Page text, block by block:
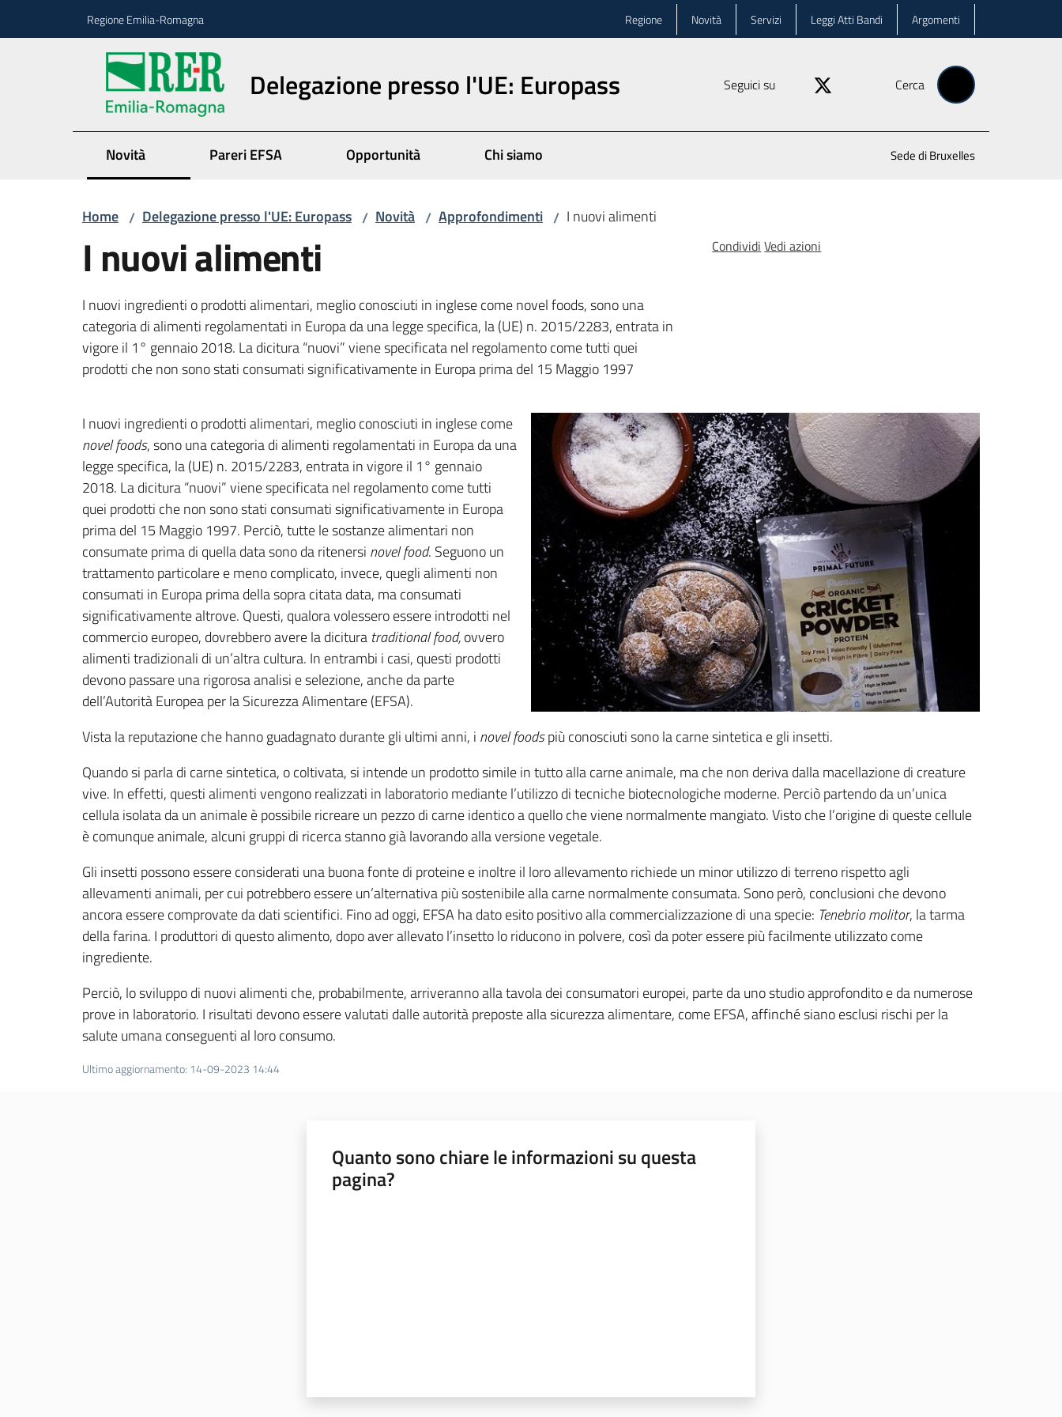
Regione Emilia-Romagna Regione Novità Servizi Leggi Atti Bandi Argomenti
Delegazione presso l'UE: Europass Seguici su Cerca
Novità Pareri EFSA Opportunità Chi siamo Sede di Bruxelles
Home / Delegazione presso l'UE: Europass / Novità / Approfondimenti / I nuovi alimenti
I nuovi alimenti
I nuovi ingredienti o prodotti alimentari, meglio conosciuti in inglese come novel foods, sono una
categoria di alimenti regolamentati in Europa da una legge specifica, la (UE) n. 2015/2283, entrata in
vigore il 1° gennaio 2018. La dicitura “nuovi” viene specificata nel regolamento come tutti quei
prodotti che non sono stati consumati significativamente in Europa prima del 15 Maggio 1997
Condividi Vedi azioni
I nuovi ingredienti o prodotti alimentari, meglio conosciuti in inglese come
novel foods, sono una categoria di alimenti regolamentati in Europa da una
legge specifica, la (UE) n. 2015/2283, entrata in vigore il 1° gennaio
2018. La dicitura “nuovi” viene specificata nel regolamento come tutti
quei prodotti che non sono stati consumati significativamente in Europa
prima del 15 Maggio 1997. Perciò, tutte le sostanze alimentari non
consumate prima di quella data sono da ritenersi novel food. Seguono un
trattamento particolare e meno complicato, invece, quegli alimenti non
consumati in Europa prima della sopra citata data, ma consumati
significativamente altrove. Questi, qualora volessero essere introdotti nel
commercio europeo, dovrebbero avere la dicitura traditional food,ovvero
alimenti tradizionali di un’altra cultura. In entrambi i casi, questi prodotti
devono passare una rigorosa analisi e selezione, anche da parte
dell’Autorità Europea per la Sicurezza Alimentare (EFSA).
Vista la reputazione che hanno guadagnato durante gli ultimi anni, i novel foodspiù conosciuti sono la carne sintetica e gli insetti.
Quando si parla di carne sintetica, o coltivata, si intende un prodotto simile in tutto alla carne animale, ma che non deriva dalla macellazione di creature
vive. In effetti, questi alimenti vengono realizzati in laboratorio mediante l’utilizzo di tecniche biotecnologiche moderne. Perciò partendo da un’unica
cellula isolata da un animale è possibile ricreare un pezzo di carne identico a quello che viene normalmente mangiato. Visto che l’origine di queste cellule
è comunque animale, alcuni gruppi di ricerca stanno già lavorando alla versione vegetale.
Gli insetti possono essere considerati una buona fonte di proteine e inoltre il loro allevamento richiede un minor utilizzo di terreno rispetto agli
allevamenti animali, per cui potrebbero essere un’alternativa più sostenibile alla carne normalmente consumata. Sono però, conclusioni che devono
ancora essere comprovate da dati scientifici. Fino ad oggi, EFSA ha dato esito positivo alla commercializzazione di una specie: Tenebrio molitor, la tarma
della farina. I produttori di questo alimento, dopo aver allevato l’insetto lo riducono in polvere, così da poter essere più facilmente utilizzato come
ingrediente.
Perciò, lo sviluppo di nuovi alimenti che, probabilmente, arriveranno alla tavola dei consumatori europei, parte da uno studio approfondito e da numerose
prove in laboratorio. I risultati devono essere valutati dalle autorità preposte alla sicurezza alimentare, come EFSA, affinché siano esclusi rischi per la
salute umana conseguenti al loro consumo.
Ultimo aggiornamento: 14-09-2023 14:44
Quanto sono chiare le informazioni su questa
pagina?